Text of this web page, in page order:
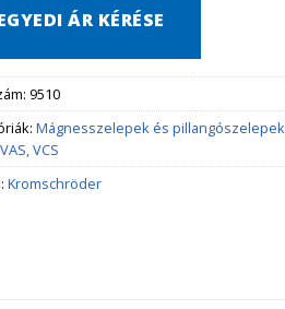
ÁR KÉRÉSE
9510
Mágnesszelepek és pillangószelepek
VCS
Kromschröder